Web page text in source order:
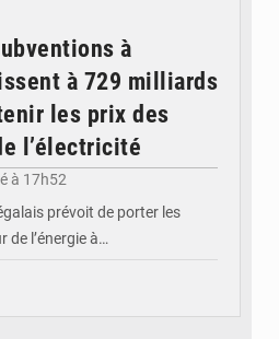
à
à 729 milliards
les prix des
l’électricité
à 17h52
prévoit de porter les
de l’énergie à…